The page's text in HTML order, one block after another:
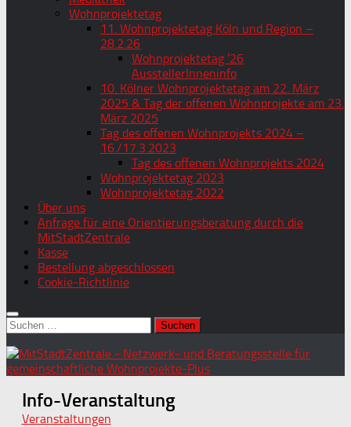
Wohnprojektetag
11. Wohnprojektetag Köln und Region –
28.2.26
Wohnprojektetag ’26
AusstellerInneninfo
10. Kölner Wohnprojektetag am 22. März
2025 & Tag der offenen Wohnprojekte am 23.
März 2025
Tag des offenen Wohnprojekts 2024 –
16./17.3.2023
Tag des offenen Wohnprojekts 2024
Wohnprojektetag 2023
Wohnprojektetag 2022
Über uns
Anfrage für eine Orientierungsberatung durch die
MitStadtZentrale
Kasse
Bestellung abgeschlossen
Cookie-Richtlinie
Suchen
nach:
Info-Veranstaltung
Veranstaltungen